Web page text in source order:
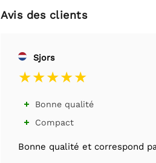
Avis des clients
Sjors
 Bonne qualité
 Compact
Bonne qualité et correspond